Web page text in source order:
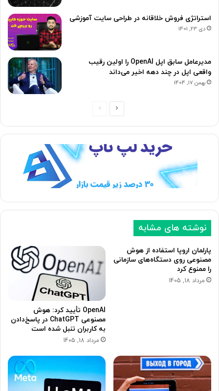
استراتژی فروش خلاقانه در طراحی سایت آموزشی
دی 23, 1401
مدیرعامل سابق اپل OpenAI را اولین رقیب
واقعی اپل در چند دهه اخیر می‌داند
بهمن 17, 1404
ح
ه
ی
ح
ه
د
ی
نوشته های مشابه
پارلمان اروپا استفاده از هوش
مصنوعی روی دستگاه‌های سازمانی
را ممنوع کرد
مرداد 18, 1405
OpenAI تأیید کرد: هوش
مصنوعی ChatGPT در پاسخ‌دادن
به کاربران تنبل شده است
مرداد 18, 1405